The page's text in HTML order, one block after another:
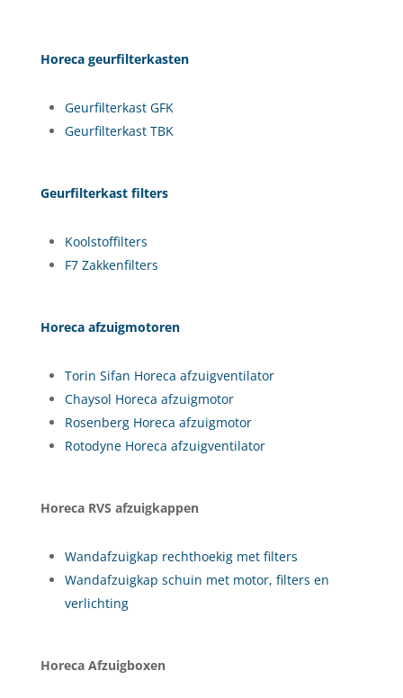
Horeca geurfilterkasten
Geurfilterkast GFK
Geurfilterkast TBK
Geurfilterkast filters
Koolstoffilters
F7 Zakkenfilters
Horeca afzuigmotoren
Torin Sifan Horeca afzuigventilator
Chaysol Horeca afzuigmotor
Rosenberg Horeca afzuigmotor
Rotodyne Horeca afzuigventilator
Horeca RVS afzuigkappen
Wandafzuigkap rechthoekig met filters
Wandafzuigkap schuin met motor, filters en
verlichting
Horeca Afzuigboxen